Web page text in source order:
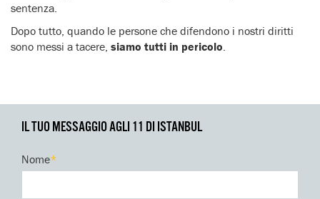
sentenza.
Dopo tutto, quando le persone che difendono i nostri diritti
sono messi a tacere, siamo tutti in pericolo.
IL TUO MESSAGGIO AGLI 11 DI ISTANBUL
Nome*